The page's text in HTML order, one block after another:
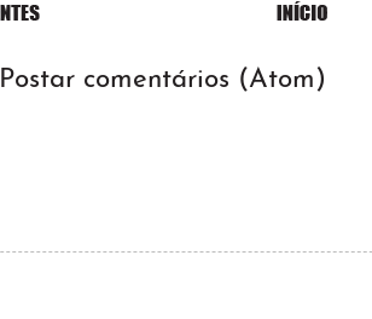
Postar comentários (Atom)